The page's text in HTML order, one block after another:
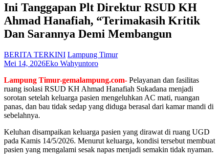
Ini Tanggapan Plt Direktur RSUD KH
Ahmad Hanafiah, “Terimakasih Kritik
Dan Sarannya Demi Membangun
BERITA TERKINI Lampung Timur
Mei 14, 2026Eko Wahyuntoro
Lampung Timur-gemalampung.com- Pelayanan dan fasilitas
ruang isolasi RSUD KH Ahmad Hanafiah Sukadana menjadi
sorotan setelah keluarga pasien mengeluhkan AC mati, ruangan
panas, dan bau tidak sedap yang diduga berasal dari kamar mandi di
sebelahnya.
Keluhan disampaikan keluarga pasien yang dirawat di ruang UGD
pada Kamis 14/5/2026. Menurut keluarga, kondisi tersebut membuat
pasien yang mengalami sesak napas menjadi semakin tidak nyaman.